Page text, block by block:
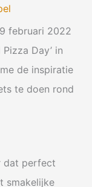
februari 2022
Day’ in
de inspiratie
te doen rond
dat perfect
smakelijke